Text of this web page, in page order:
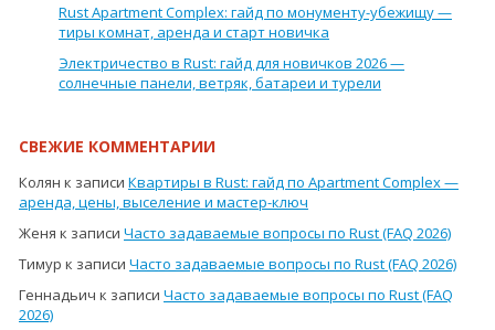
Rust Apartment Complex: гайд по монументу-убежищу —
тиры комнат, аренда и старт новичка
Электричество в Rust: гайд для новичков 2026 —
солнечные панели, ветряк, батареи и турели
СВЕЖИЕ КОММЕНТАРИИ
Колян к записи Квартиры в Rust: гайд по Apartment Complex —
аренда, цены, выселение и мастер-ключ
Женя к записи Часто задаваемые вопросы по Rust (FAQ 2026)
Тимур к записи Часто задаваемые вопросы по Rust (FAQ 2026)
Геннадьич к записи Часто задаваемые вопросы по Rust (FAQ
2026)